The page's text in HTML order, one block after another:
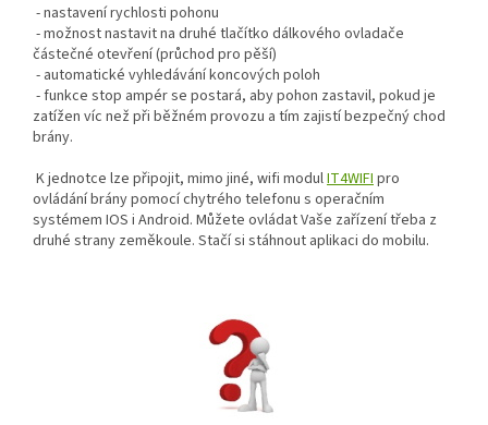
- nastavení rychlosti pohonu
- možnost nastavit na druhé tlačítko dálkového ovladače
částečné otevření (průchod pro pěší)
- automatické vyhledávání koncových poloh
- funkce stop ampér se postará, aby pohon zastavil, pokud je
zatížen víc než při běžném provozu a tím zajistí bezpečný chod
brány.
K jednotce lze připojit, mimo jiné, wifi modulIT4WIFIpro
ovládání brány pomocí chytrého telefonu s operačním
systémem IOS i Android. Můžete ovládat Vaše zařízení třeba z
druhé strany zeměkoule. Stačí si stáhnout aplikaci do mobilu.